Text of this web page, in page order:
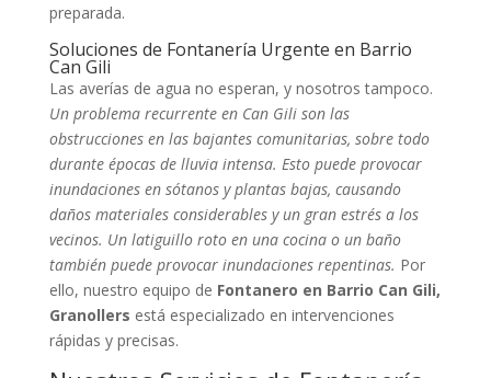
preparada.
Soluciones de Fontanería Urgente en Barrio
Can Gili
Las averías de agua no esperan, y nosotros tampoco.
Un problema recurrente en Can Gili son las
obstrucciones en las bajantes comunitarias, sobre todo
durante épocas de lluvia intensa. Esto puede provocar
inundaciones en sótanos y plantas bajas, causando
daños materiales considerables y un gran estrés a los
vecinos. Un latiguillo roto en una cocina o un baño
también puede provocar inundaciones repentinas. Por
ello, nuestro equipo de Fontanero en Barrio Can Gili,
Granollers está especializado en intervenciones
rápidas y precisas.